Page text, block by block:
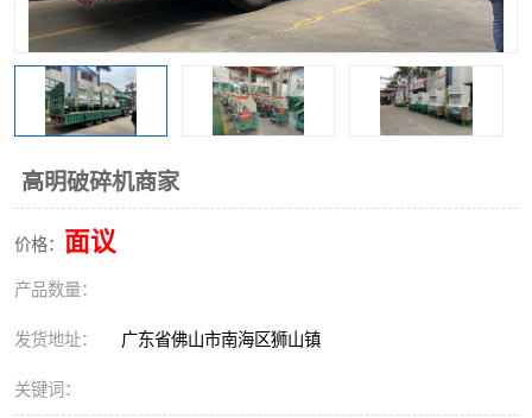
高明破碎机商家
价格： 面议
产品数量：
发货地址： 广东省佛山市南海区狮山镇
关键词：